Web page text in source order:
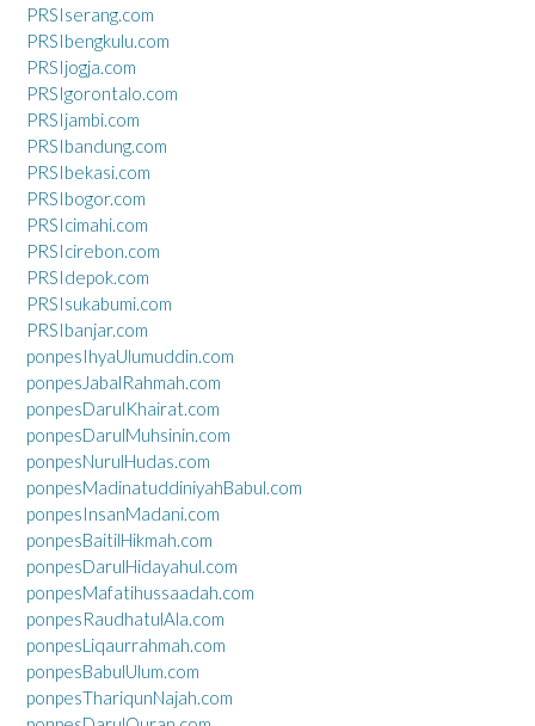
PRSIserang.com
PRSIbengkulu.com
PRSIjogja.com
PRSIgorontalo.com
PRSIjambi.com
PRSIbandung.com
PRSIbekasi.com
PRSIbogor.com
PRSIcimahi.com
PRSIcirebon.com
PRSIdepok.com
PRSIsukabumi.com
PRSIbanjar.com
ponpesIhyaUlumuddin.com
ponpesJabalRahmah.com
ponpesDarulKhairat.com
ponpesDarulMuhsinin.com
ponpesNurulHudas.com
ponpesMadinatuddiniyahBabul.com
ponpesInsanMadani.com
ponpesBaitilHikmah.com
ponpesDarulHidayahul.com
ponpesMafatihussaadah.com
ponpesRaudhatulAla.com
ponpesLiqaurrahmah.com
ponpesBabulUlum.com
ponpesThariqunNajah.com